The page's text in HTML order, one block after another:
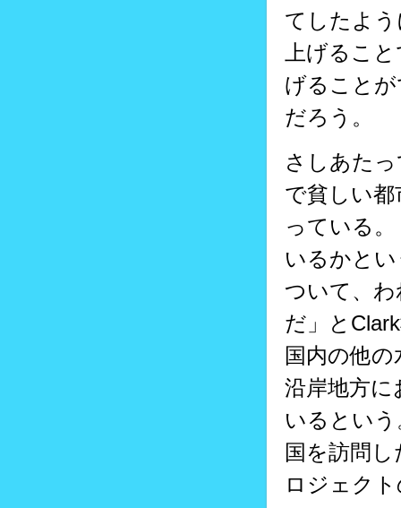
てしたよ
上げるこ
げること
だろう。
さしあた
で貧しい
っている
いるかと
ついて、
だ」と
国内の他
沿岸地方
いるとい
国を訪問
ロジェク